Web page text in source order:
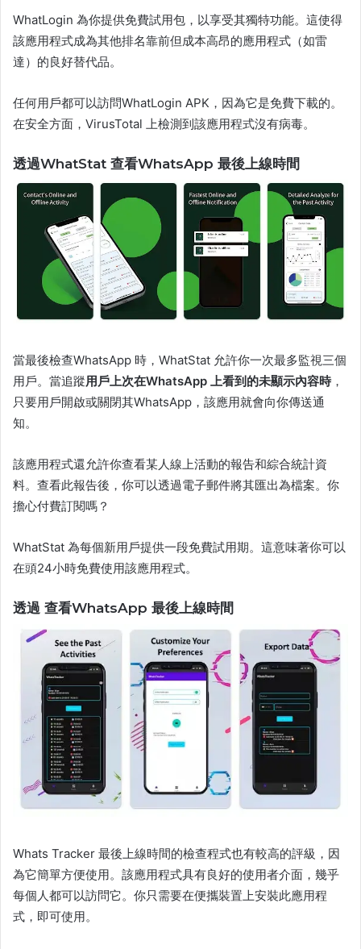
WhatLogin 為你提供免費試用包，以享受其獨特功能。這使得
該應用程式成為其他排名靠前但成本高昂的應用程式（如雷
達）的良好替代品。
任何用戶都可以訪問WhatLogin APK，因為它是免費下載的。
在安全方面，VirusTotal 上檢測到該應用程式沒有病毒。
透過WhatStat 查看WhatsApp 最後上線時間
當最後檢查WhatsApp 時，WhatStat 允許你一次最多監視三個
用戶。當追蹤用戶上次在WhatsApp 上看到的未顯示內容時，
只要用戶開啟或關閉其WhatsApp，該應用就會向你傳送通
知。
該應用程式還允許你查看某人線上活動的報告和綜合統計資
料。查看此報告後，你可以透過電子郵件將其匯出為檔案。你
擔心付費訂閱嗎？
WhatStat 為每個新用戶提供一段免費試用期。這意味著你可以
在頭24小時免費使用該應用程式。
透過 查看WhatsApp 最後上線時間
Whats Tracker 最後上線時間的檢查程式也有較高的評級，因
為它簡單方便使用。該應用程式具有良好的使用者介面，幾乎
每個人都可以訪問它。你只需要在便攜裝置上安裝此應用程
式，即可使用。